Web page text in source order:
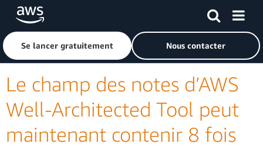
Passer au contenu principal
Cliquer ici pour revenir à la page d'accueil d'Amazon Web
Se lancer gratuitement Nous contacter
Le champ des notes d’AWS
Well-Architected Tool peut
maintenant contenir 8 fois